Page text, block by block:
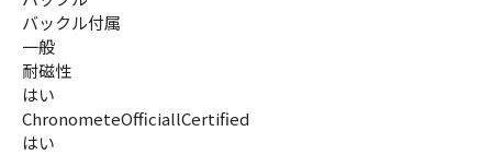
バックル付属
一般
耐磁性
はい
ChronometeOfficiallCertified
はい